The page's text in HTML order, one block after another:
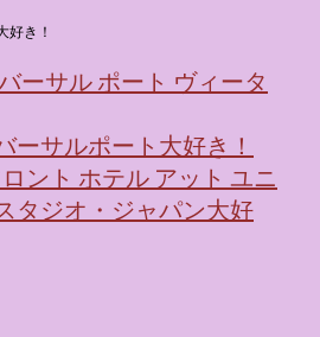
好き！
ーサル ポート ヴィータ
ーサルポート大好き！
ント ホテル アット ユニ
タジオ・ジャパン大好